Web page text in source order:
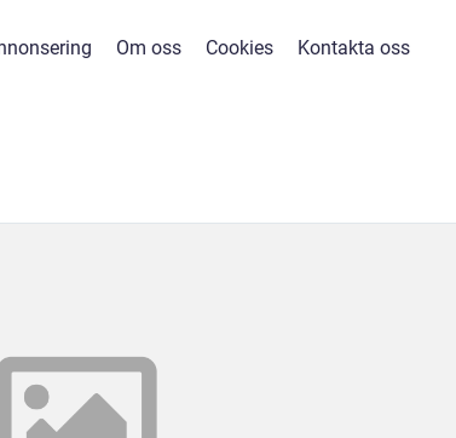
Om oss Cookies Kontakta oss